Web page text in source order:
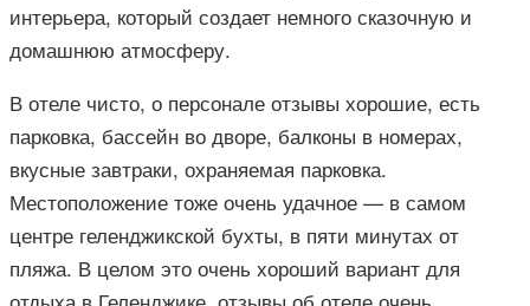
интерьера, который создает немного сказочную и
домашнюю атмосферу.
В отеле чисто, о персонале отзывы хорошие, есть
парковка, бассейн во дворе, балконы в номерах,
вкусные завтраки, охраняемая парковка.
Местоположение тоже очень удачное — в самом
центре геленджикской бухты, в пяти минутах от
пляжа. В целом это очень хороший вариант для